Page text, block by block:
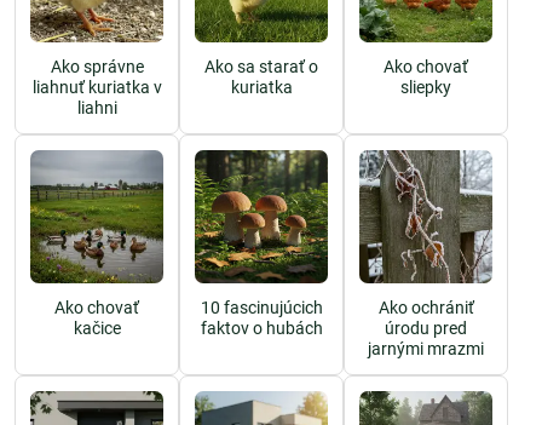
Ako správne
liahnuť kuriatka v
liahni
Ako sa starať o
kuriatka
Ako chovať
sliepky
Ako chovať
kačice
10 fascinujúcich
faktov o hubách
Ako ochrániť
úrodu pred
jarnými mrazmi